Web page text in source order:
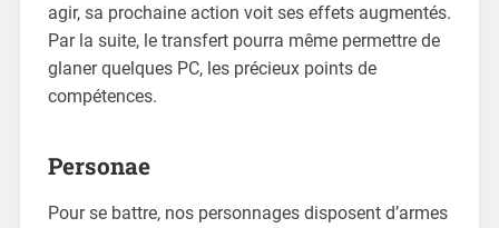
agir, sa prochaine action voit ses effets augmentés.
Par la suite, le transfert pourra même permettre de
glaner quelques PC, les précieux points de
compétences.
Personae
Pour se battre, nos personnages disposent d’armes